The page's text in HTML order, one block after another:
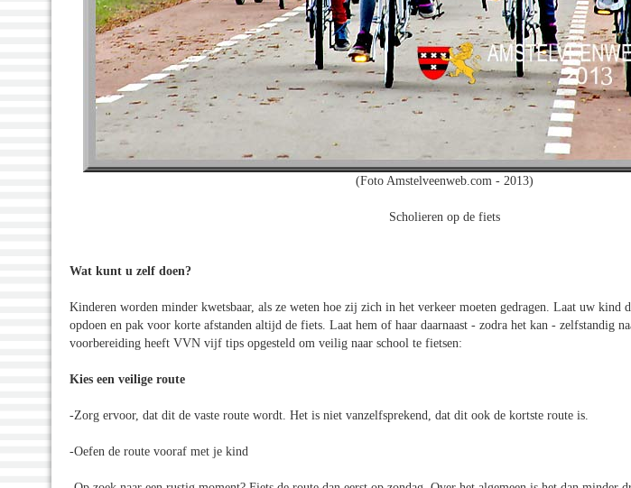
(Foto Amstelveenweb.com - 2013)
Scholieren op de fiets
Wat kunt u zelf doen?
Kinderen worden minder kwetsbaar, als ze weten hoe zij zich in het verkeer moeten gedragen. Laat uw kind
opdoen en pak voor korte afstanden altijd de fiets. Laat hem of haar daarnaast - zodra het kan - zelfstandig
voorbereiding heeft VVN vijf tips opgesteld om veilig naar school te fietsen:
Kies een veilige route
-Zorg ervoor, dat dit de vaste route wordt. Het is niet vanzelfsprekend, dat dit ook de kortste route is.
-Oefen de route vooraf met je kind